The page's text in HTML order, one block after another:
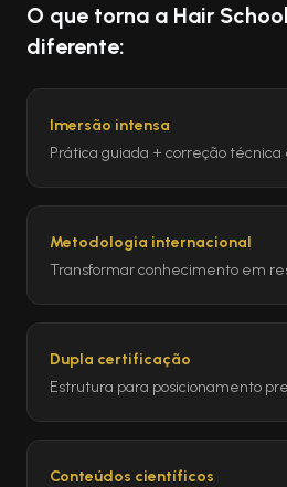
O que torna a Hair
diferente:
Imersão intensa
Prática guiada + correção
Metodologia internacional
Transformar conhecimento em
Dupla certificação
Estrutura para posicionamento
Conteúdos científicos